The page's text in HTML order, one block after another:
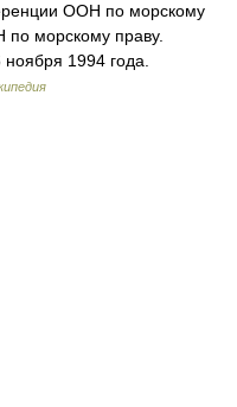
ООН по морскому
морскому праву.
1994 года.